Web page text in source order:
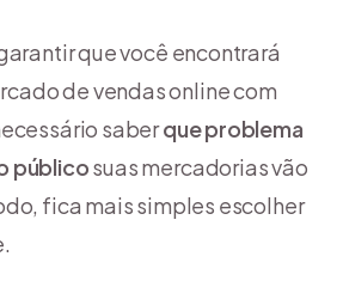
que você encontrará
de vendas online com
saberque problema
públicosuas mercadorias vão
fica mais simples escolher